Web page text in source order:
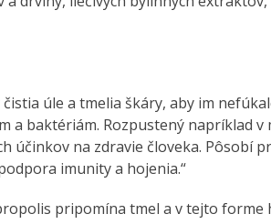
úle a tmelia škáry, aby im
a baktériám. Rozpustený napríklad v
účinkov na zdravie človeka. Pôsobí
imunity a hojenia.“
pripomína tmel a v tejto